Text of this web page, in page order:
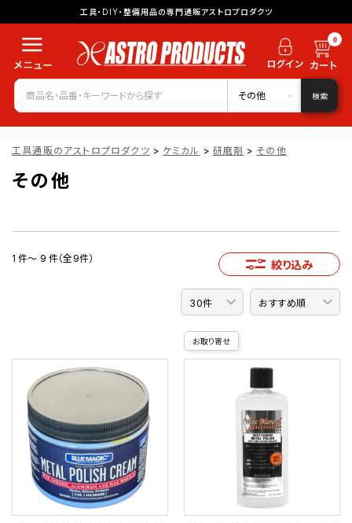
工具・DIY・整備用品の専門通販アストロプロダクツ
0
その他 検索
工具通販のアストロプロダクツ > ケミカル > 研磨剤 > その他
その他
1 件～ 9 件（全9件） 絞り込み
お取り寄せ